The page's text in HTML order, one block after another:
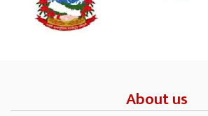
About us